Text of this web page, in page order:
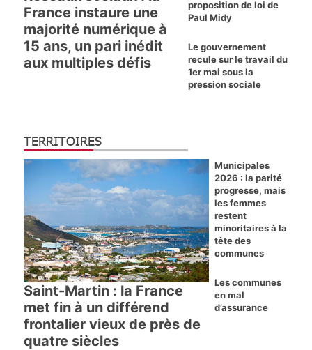
France instaure une
majorité numérique à
15 ans, un pari inédit
aux multiples défis
proposition de loi de
Paul Midy
Le gouvernement
recule sur le travail du
1er mai sous la
pression sociale
TERRITOIRES
Saint-Martin : la France
met fin à un différend
frontalier vieux de près de
quatre siècles
Municipales
2026 : la parité
progresse, mais
les femmes
restent
minoritaires à la
tête des
communes
Les communes
en mal
d’assurance